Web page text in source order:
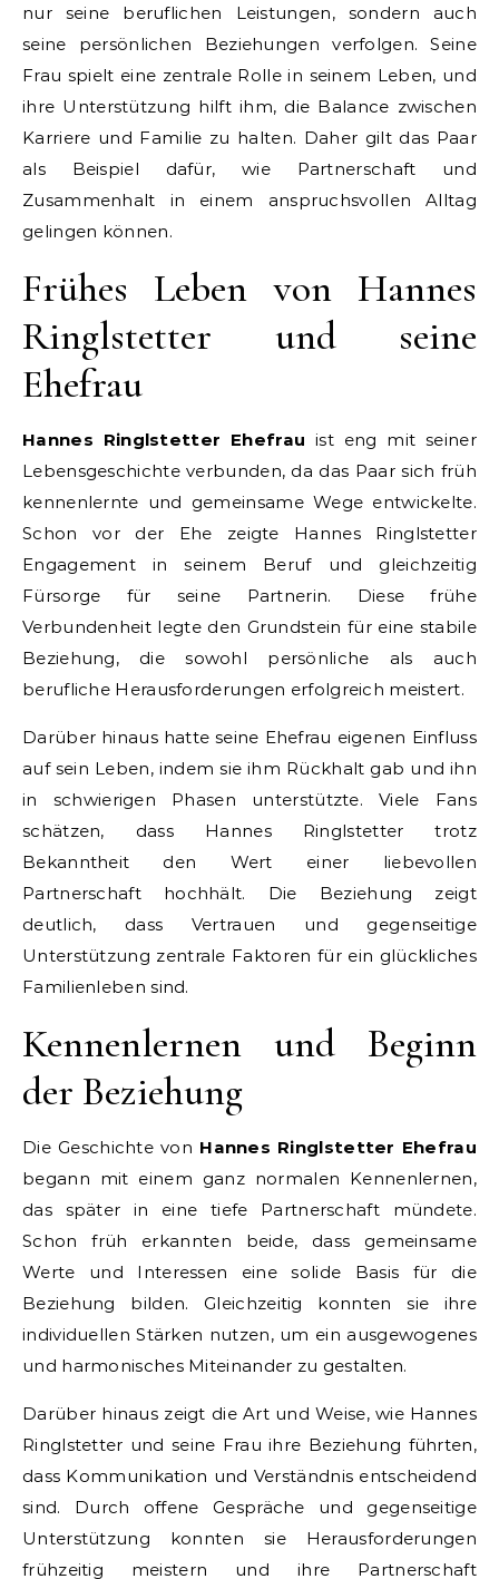
nur seine beruflichen Leistungen, sondern auch
seine persönlichen Beziehungen verfolgen. Seine
Frau spielt eine zentrale Rolle in seinem Leben, und
ihre Unterstützung hilft ihm, die Balance zwischen
Karriere und Familie zu halten. Daher gilt das Paar
als Beispiel dafür, wie Partnerschaft und
Zusammenhalt in einem anspruchsvollen Alltag
gelingen können.
Frühes Leben von Hannes
Ringlstetter und seine
Ehefrau
Hannes Ringlstetter Ehefrau ist eng mit seiner
Lebensgeschichte verbunden, da das Paar sich früh
kennenlernte und gemeinsame Wege entwickelte.
Schon vor der Ehe zeigte Hannes Ringlstetter
Engagement in seinem Beruf und gleichzeitig
Fürsorge für seine Partnerin. Diese frühe
Verbundenheit legte den Grundstein für eine stabile
Beziehung, die sowohl persönliche als auch
berufliche Herausforderungen erfolgreich meistert.
Darüber hinaus hatte seine Ehefrau eigenen Einfluss
auf sein Leben, indem sie ihm Rückhalt gab und ihn
in schwierigen Phasen unterstützte. Viele Fans
schätzen, dass Hannes Ringlstetter trotz
Bekanntheit den Wert einer liebevollen
Partnerschaft hochhält. Die Beziehung zeigt
deutlich, dass Vertrauen und gegenseitige
Unterstützung zentrale Faktoren für ein glückliches
Familienleben sind.
Kennenlernen und Beginn
der Beziehung
Die Geschichte von Hannes Ringlstetter Ehefrau
begann mit einem ganz normalen Kennenlernen,
das später in eine tiefe Partnerschaft mündete.
Schon früh erkannten beide, dass gemeinsame
Werte und Interessen eine solide Basis für die
Beziehung bilden. Gleichzeitig konnten sie ihre
individuellen Stärken nutzen, um ein ausgewogenes
und harmonisches Miteinander zu gestalten.
Darüber hinaus zeigt die Art und Weise, wie Hannes
Ringlstetter und seine Frau ihre Beziehung führten,
dass Kommunikation und Verständnis entscheidend
sind. Durch offene Gespräche und gegenseitige
Unterstützung konnten sie Herausforderungen
frühzeitig meistern und ihre Partnerschaft